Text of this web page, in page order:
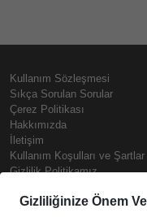
Kullanım Sözleşmesi
Sıkça Sorulan Sorular
Çerez Politikası
Hakkımızda
İletişim
Kullanım Koşulları ve Şartlar
Gizlilik Politikamız
Prime